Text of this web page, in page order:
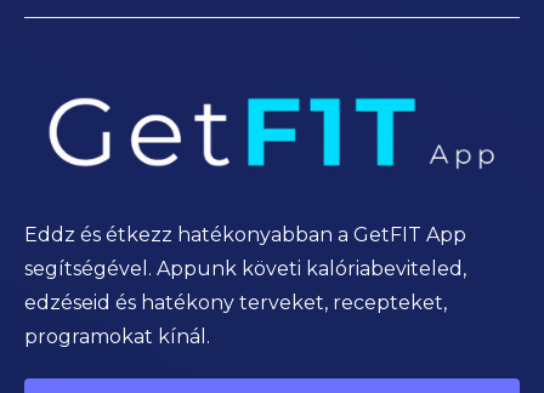
Eddz és étkezz hatékonyabban a GetFIT App
segítségével. Appunk követi kalóriabeviteled,
edzéseid és hatékony terveket, recepteket,
programokat kínál.